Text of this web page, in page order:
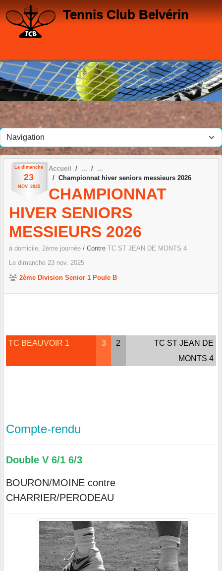
Tennis Club Belvérin
Le dimanche
23
NOV. 2025
Accueil
Championnat hiver seniors messieurs 2026
CHAMPIONNAT
HIVER SENIORS
MESSIEURS 2026
à domicile, 2ème journée / Contre TC ST JEAN DE MONTS 4
Le dimanche 23 nov. 2025
2ème Division Senior 1 Poule B
TC BEAUVOIR 1 3 2
TC ST JEAN DE
MONTS 4
Compte-rendu
Double V 6/1 6/3
BOURON/MOINE contre
CHARRIER/PERODEAU
Panneau de gestion des cookies